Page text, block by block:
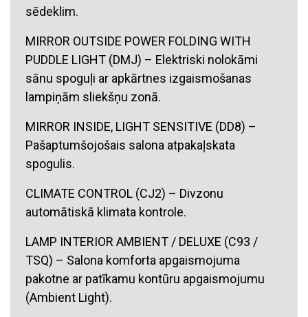
sēdeklim.
MIRROR OUTSIDE POWER FOLDING WITH
PUDDLE LIGHT (DMJ) – Elektriski nolokāmi
sānu spoguļi ar apkārtnes izgaismošanas
lampiņām sliekšņu zonā.
MIRROR INSIDE, LIGHT SENSITIVE (DD8) –
Pašaptumšojošais salona atpakaļskata
spogulis.
CLIMATE CONTROL (CJ2) – Divzonu
automātiskā klimata kontrole.
LAMP INTERIOR AMBIENT / DELUXE (C93 /
TSQ) – Salona komforta apgaismojuma
pakotne ar patīkamu kontūru apgaismojumu
(Ambient Light).